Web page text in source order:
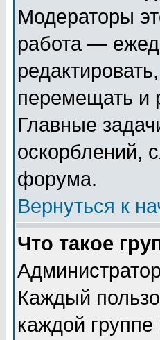
Модераторы
работа —
перемещать и
Главные
оскорблений,
форума.
Вернуться к
Что такое
Каждый
каждой